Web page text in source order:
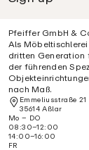
Pfeiffer GmbH &
Als
dritten Generation
der führenden
nach Maß.
Emmeliusstraße 21
35614 Aßlar
Mo – DO
08:30–12:00
14:00–16:00
FR